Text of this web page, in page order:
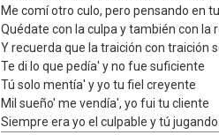
Me comí otro culo, pero pensando en
Quédate con la culpa y también con la
Y recuerda que la traición con traición
Te di lo que pedía' y no fue suficiente
Tú solo mentía' y yo tu fiel creyente
Mil sueño' me vendía', yo fui tu cliente
Siempre era yo el culpable y tú